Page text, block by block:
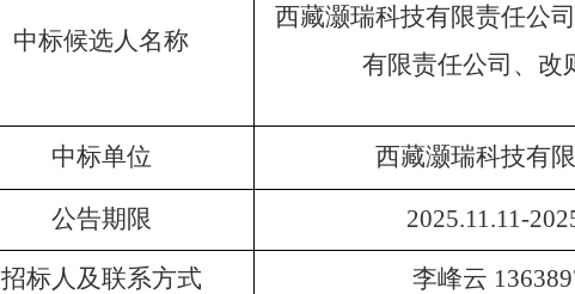
中标候选人名称
西藏灏瑞科技有限责任公
有限责任公司、改
中标单位 西藏灏瑞科技有
公告期限 2025.11.11-
招标人及联系方式 李峰云